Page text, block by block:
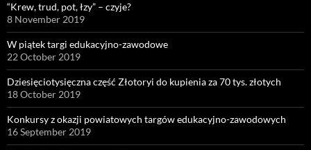
“Krew, trud, pot, łzy” – czyje?
8 November 2019
W piątek targi edukacyjno-zawodowe
22 October 2019
Dziesięciotysięczna część Złotoryi do kupienia za 70 tys. złotych
18 October 2019
Konkursy z okazji powiatowych targów edukacyjno-zawodowych
16 September 2019